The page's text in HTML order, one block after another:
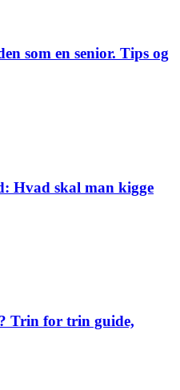
som en senior. Tips og
Hvad skal man kigge
Trin for trin guide,